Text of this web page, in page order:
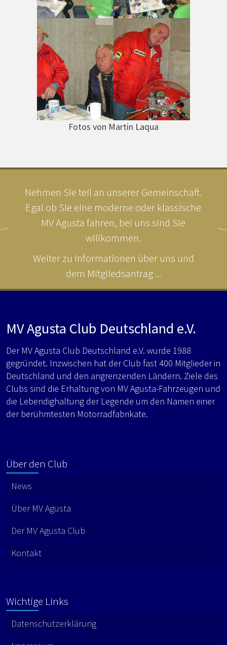
Fotos von Martin Laqua
Nehmen Sie teil an unserer Gemeinschaft.
Egal ob Sie eine moderne oder klassische
MV Agusta fahren, bei uns sind Sie
willkommen.
Weiter zu Informationen über uns und
dem Mitgliedsantrag ...
MV Agusta Club Deutschland e.V.
Der MV Agusta Club Deutschland e.V. wurde 1988
gegründet. Inzwischen hat der Club fast 400 Mitglieder in
Deutschland und den angrenzenden Ländern. Ziele des
Clubs sind die Erhaltung von MV Agusta-Fahrzeugen und
die Lebendighaltung der Legende um den Namen einer
der berühmtesten Motorradfabrikate.
Über den Club
News
Über MV Agusta
Der MV Agusta Club
Kontakt
Wichtige Links
Datenschutzerklärung